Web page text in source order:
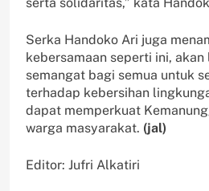
Serka Handoko Ari juga
kebersamaan seperti ini,
semangat bagi semua untuk
terhadap kebersihan
dapat memperkuat
warga masyarakat. (jal)
Editor: Jufri Alkatiri